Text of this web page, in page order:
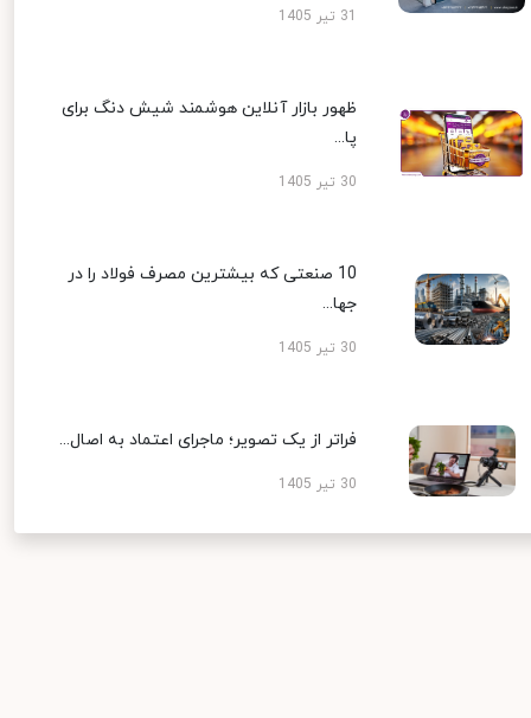
ظهور بازار آنلاین هوشمند شیش دنگ برای
پا...
30 تیر 1405
10 صنعتی که بیشترین مصرف فولاد را در
جها...
30 تیر 1405
فراتر از یک تصویر؛ ماجرای اعتماد به اصال...
30 تیر 1405